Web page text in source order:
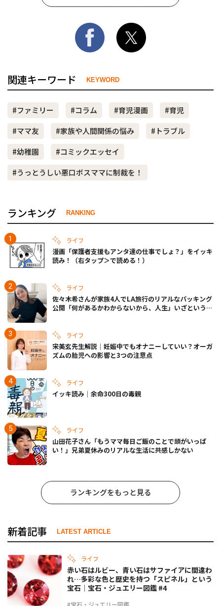
関連キーワード KEYWORD
#ファミリー #コラム #育児漫画
#育児
#ママ友
#家族や人間関係の悩み
#トラブル
#幼稚園
#コミックエッセイ
#うっとうしい悪口ボスママに制裁を！
ランキング RANKING
ライフ
漫画「保護者支援もアンタ達の仕事でしょ？」をイッキ
読み！（右タップ＞で読める！）
ライフ
佐々木希さんが家族4人でLA旅行のリアルなパッキング
公開「何があるかわからないから、人生」いざというと
ライフ
宋美玄先生解説｜妊娠中でもオナニーしていい？オーガ
ズムの胎児への影響と3つの注意点
ライフ
イッキ読み｜余命300日の毒親
ライフ
山田花子さん「もうママ毎日ご飯のことで頭がいっぱ
い！」兄弟夏休みのリアルな生活に共感しかない
ランキングをもっと見る
新着記事 LATEST ARTICLE
ライフ
#宝石・ジュエリー図鑑
赤い石はルビー、青い石はサファイアに間違わ
れ…多彩な色と歴史を持つ「スピネル」という
宝石｜宝石・ジュエリー図鑑 #4